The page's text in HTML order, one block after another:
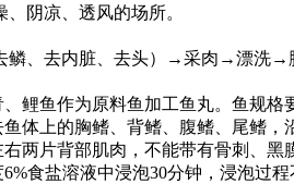
阴凉、透风的场所。
鳞、去内脏、去头） →采肉 →漂洗→
鲤鱼作为原料鱼加工鱼丸。鱼规格
体上的胸鳍、背鳍、腹鳍、尾鳍
两片背部肌肉，不能带有骨刺、黑
6%食盐溶液中浸泡30分钟，浸泡过程